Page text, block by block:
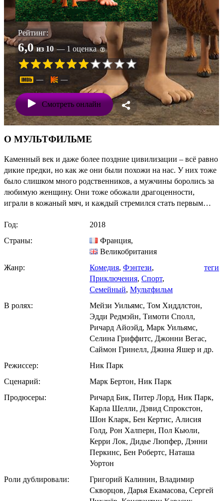
Рейтинг:
6,0 из 10 — 1 оценка
— —
Смотреть онлайн
О МУЛЬТФИЛЬМЕ
Каменный век и даже более поздние цивилизации – всё равно
дикие предки, но как же они были похожи на нас. У них тоже
было слишком много родственников, а мужчины боролись за
любимую женщину. Они тоже обожали драгоценности,
играли в кожаный мяч, и каждый стремился стать первым…
Год:
2018
Страны:
Франция,
Великобритания
Жанр:
Комедия, Фэнтези,
Приключения, Спорт,
Семейный, Мультфильм
теги
В ролях:
Мейзи Уильямс, Том Хиддлстон,
Эдди Редмэйн, Тимоти Сполл,
Ричард Айоэйд, Марк Уильямс,
Селина Гриффитс, Джонни Вегас,
Саймон Гринелл, Джина Яшер и др.
Режиссер:
Ник Парк
Сценарий:
Марк Бертон, Ник Парк
Продюсеры:
Ричард Бик, Питер Лорд, Ник Парк,
Карла Шелли, Дэвид Спрокстон,
Шон Кларк, Бен Кертис, Алисия
Голд, Рон Халперн, Пол Кьюли,
Керри Лок, Дидье Люпфер, Дэнни
Перкинс, Бен Робертс, Наташа
Уортон
Роли дублировали:
Григорий Калинин, Владимир
Скворцов, Дарья Екамасова, Сергей